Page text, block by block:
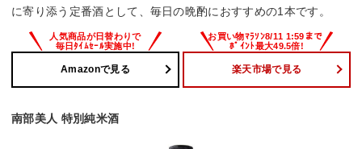
に寄り添う定番酒として、毎日の晩酌におすすめの1本です。
Amazonで見る 楽天市場で見る
南部美人 特別純米酒